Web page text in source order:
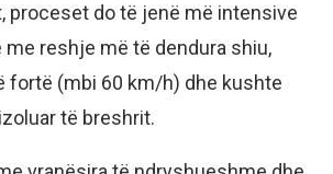
proceset do të jenë më intensive
reshje më të dendura shiu,
fortë (mbi 60 km/h) dhe kushte
të breshrit.